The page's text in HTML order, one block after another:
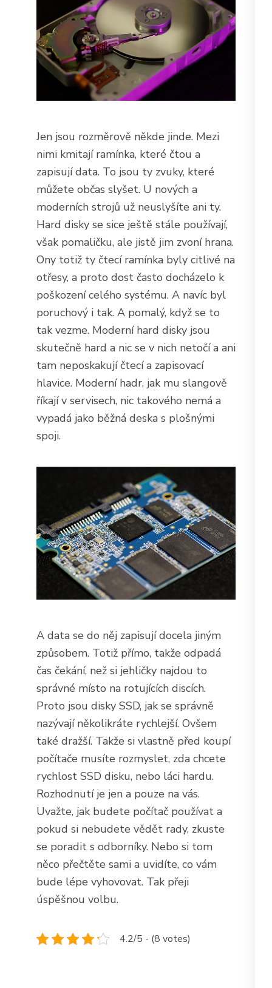
Jen jsou rozměrově někde jinde. Mezi
nimi kmitají ramínka, které čtou a
zapisují data. To jsou ty zvuky, které
můžete občas slyšet. U nových a
moderních strojů už neuslyšíte ani ty.
Hard disky se sice ještě stále používají,
však pomaličku, ale jistě jim zvoní hrana.
Ony totiž ty čtecí ramínka byly citlivé na
otřesy, a proto dost často docházelo k
poškození celého systému. A navíc byl
poruchový i tak. A pomalý, když se to
tak vezme. Moderní hard disky jsou
skutečně hard a nic se v nich netočí a ani
tam neposkakují čtecí a zapisovací
hlavice. Moderní hadr, jak mu slangově
říkají v servisech, nic takového nemá a
vypadá jako běžná deska s plošnými
spoji.
A data se do něj zapisují docela jiným
způsobem. Totiž přímo, takže odpadá
čas čekání, než si jehličky najdou to
správné místo na rotujících discích.
Proto jsou disky SSD, jak se správně
nazývají několikráte rychlejší. Ovšem
také dražší. Takže si vlastně před koupí
počítače musíte rozmyslet, zda chcete
rychlost SSD disku, nebo láci hardu.
Rozhodnutí je jen a pouze na vás.
Uvažte, jak budete počítač používat a
pokud si nebudete vědět rady, zkuste
se poradit s odborníky. Nebo si tom
něco přečtěte sami a uvidíte, co vám
bude lépe vyhovovat. Tak přeji
úspěšnou volbu.
4.2/5 - (8 votes)